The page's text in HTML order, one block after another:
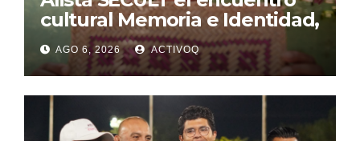
cultural Memoria e Identidad,
en Jalpan de Serra
AGO 6, 2026 ACTIVOQ